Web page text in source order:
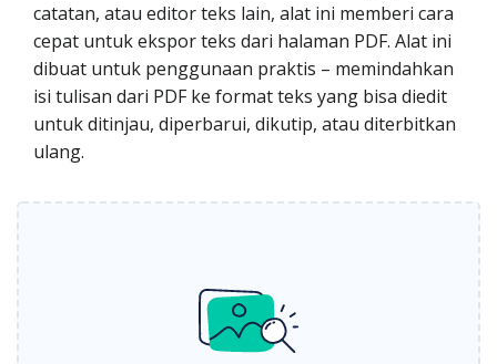
catatan, atau editor teks lain, alat ini memberi cara
cepat untuk ekspor teks dari halaman PDF. Alat ini
dibuat untuk penggunaan praktis – memindahkan
isi tulisan dari PDF ke format teks yang bisa diedit
untuk ditinjau, diperbarui, dikutip, atau diterbitkan
ulang.